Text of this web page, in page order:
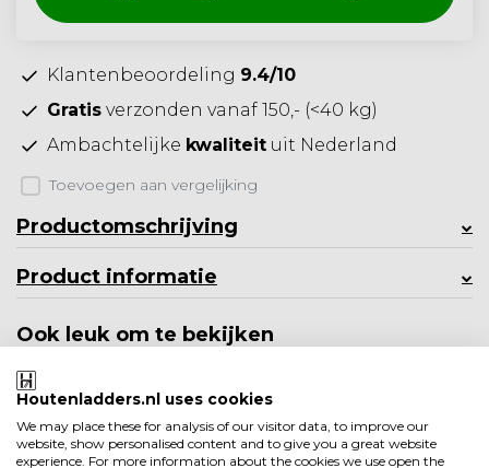
Klantenbeoordeling 9.4/10
Gratis verzonden vanaf 150,- (<40 kg)
Ambachtelijke kwaliteit uit Nederland
Toevoegen aan vergelijking
Productomschrijving
Product informatie
Ook leuk om te bekijken
Houtenladders.nl uses cookies
We may place these for analysis of our visitor data, to improve our
website, show personalised content and to give you a great website
experience. For more information about the cookies we use open the